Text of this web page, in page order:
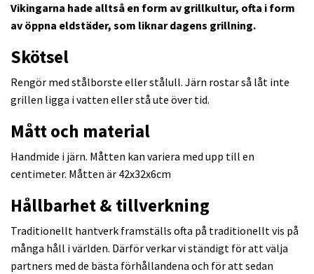
Vikingarna hade alltså en form av grillkultur, ofta i form
av öppna eldstäder, som liknar dagens grillning.
Skötsel
Rengör med stålborste eller stålull. Järn rostar så låt inte
grillen ligga i vatten eller stå ute över tid.
Mått och material
Handmide i järn. Måtten kan variera med upp till en
centimeter. Måtten är 42x32x6cm
Hållbarhet & tillverkning
Traditionellt hantverk framställs ofta på traditionellt vis på
många håll i världen. Därför verkar vi ständigt för att välja
partners med de bästa förhållandena och för att sedan